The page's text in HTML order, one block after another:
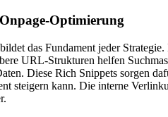
Optimierung
das Fundament jeder
URL-Strukturen helfen
Diese Rich Snippets sorgen
steigern kann. Die interne